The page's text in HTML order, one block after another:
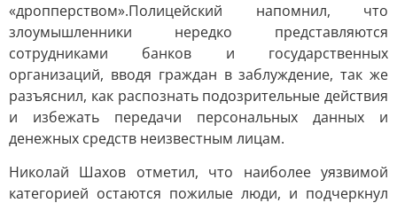
«дропперством».Полицейский напомнил, что
злоумышленники нередко представляются
сотрудниками банков и государственных
организаций, вводя граждан в заблуждение, так же
разъяснил, как распознать подозрительные действия
и избежать передачи персональных данных и
денежных средств неизвестным лицам.
Николай Шахов отметил, что наиболее уязвимой
категорией остаются пожилые люди, и подчеркнул